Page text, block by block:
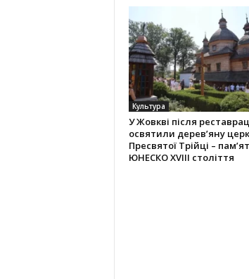
Культура
У Жовкві після
освятили дерев’яну
Пресвятої Трійці –
ЮНЕСКО XVIII століття